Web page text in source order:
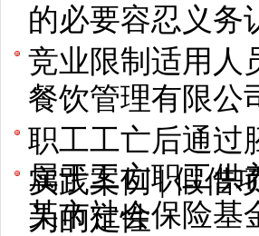
的必要容忍义务
竞业限制适用
餐饮管理有限公
职工工亡后通过
属于工亡职工
某市社会保险基
实践案例 | 假借
为的定性